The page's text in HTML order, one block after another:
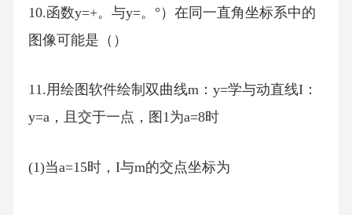
10.函数y=+。与y=。°）在同一直角坐标系中的
图像可能是（）
11.用绘图软件绘制双曲线m：y=学与动直线I：
y=a，且交于一点，图1为a=8时
(1)当a=15时，I与m的交点坐标为